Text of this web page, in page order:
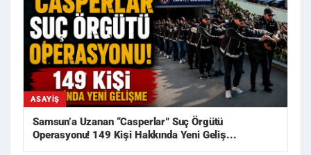
ASAYIŞ
Samsun’a Uzanan “Casperlar” Suç Örgütü
Operasyonu! 149 Kişi Hakkında Yeni Geliş...